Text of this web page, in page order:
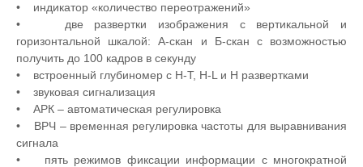
• индикатор «количество переотражений»
• две развертки изображения с вертикальной и
горизонтальной шкалой: А-скан и Б-скан с возможностью
получить до 100 кадров в секунду
• встроенный глубиномер с H-T, H-L и H развертками
• звуковая сигнализация
• АРК – автоматическая регулировка
• ВРЧ – временная регулировка частоты для выравнивания
сигнала
• пять режимов фиксации информации с многократной